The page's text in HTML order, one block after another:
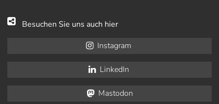
Besuchen Sie uns auch hier
Instagram
LinkedIn
Mastodon